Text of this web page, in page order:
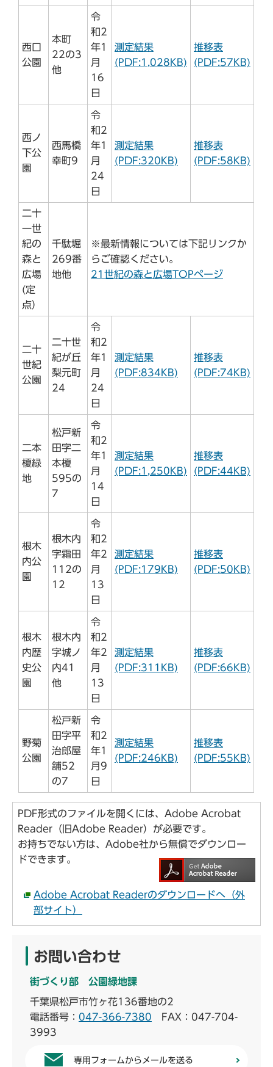
西口
公園
本町
22の3
他
令
和2
年1
月
16
日
測定結果
(PDF:1,028KB)
推移表
(PDF:57KB)
西ノ
下公
園
西馬橋
幸町9
令
和2
年1
月
24
日
測定結果
(PDF:320KB)
推移表
(PDF:58KB)
二十
一世
紀の
森と
広場
(定
点）
千駄堀
269番
地他
※最新情報については下記リンクか
らご確認ください。
21世紀の森と広場TOPページ
二十
世紀
公園
二十世
紀が丘
梨元町
24
令
和2
年1
月
24
日
測定結果
(PDF:834KB)
推移表
(PDF:74KB)
二本
榎緑
地
松戸新
田字二
本榎
595の
7
令
和2
年1
月
14
日
測定結果
(PDF:1,250KB)
推移表
(PDF:44KB)
根木
内公
園
根木内
字霜田
112の
12
令
和2
年2
月
13
日
測定結果
(PDF:179KB)
推移表
(PDF:50KB)
根木
内歴
史公
園
根木内
字城ノ
内41
他
令
和2
年2
月
13
日
測定結果
(PDF:311KB)
推移表
(PDF:66KB)
野菊
公園
松戸新
田字平
治郎屋
舗52
の7
令
和2
年1
月9
日
測定結果
(PDF:246KB)
推移表
(PDF:55KB)
PDF形式のファイルを開くには、Adobe Acrobat
Reader（旧Adobe Reader）が必要です。
お持ちでない方は、Adobe社から無償でダウンロー
ドできます。
Adobe Acrobat Readerのダウンロードへ（外
部サイト）
お問い合わせ
街づくり部 公園緑地課
千葉県松戸市竹ヶ花136番地の2
電話番号： 047-366-7380 FAX：047-704-
3993
専用フォームからメールを送る